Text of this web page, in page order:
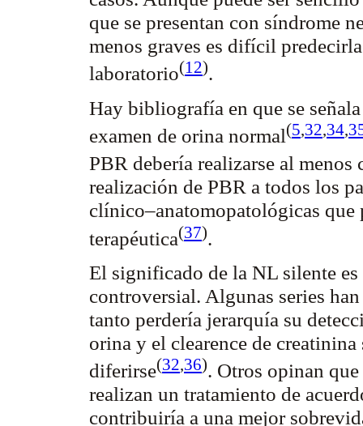
que se presentan con síndrome
menos graves es difícil
laboratorio(12).
Hay bibliografía en que se
examen de orina normal(5,32,34,
PBR debería realizarse al menos
realización de PBR a todos los
clínico–anatomopatológicas que
terapéutica(37).
El significado de la NL silente
controversial. Algunas series
tanto perdería jerarquía su
orina y el clearence de creatinina
diferirse(32,36). Otros opinan
realizan un tratamiento de
contribuiría a una mejor